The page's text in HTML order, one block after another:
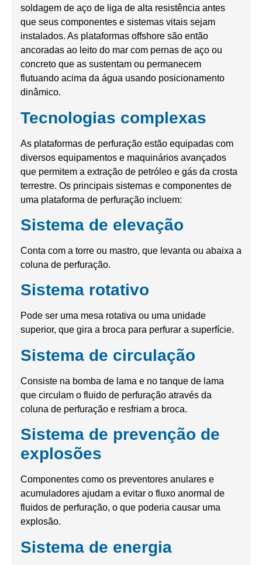
soldagem de aço de liga de alta resistência antes
que seus componentes e sistemas vitais sejam
instalados. As plataformas offshore são então
ancoradas ao leito do mar com pernas de aço ou
concreto que as sustentam ou permanecem
flutuando acima da água usando posicionamento
dinâmico.
Tecnologias complexas
As plataformas de perfuração estão equipadas com
diversos equipamentos e maquinários avançados
que permitem a extração de petróleo e gás da crosta
terrestre. Os principais sistemas e componentes de
uma plataforma de perfuração incluem:
Sistema de elevação
Conta com a torre ou mastro, que levanta ou abaixa a
coluna de perfuração.
Sistema rotativo
Pode ser uma mesa rotativa ou uma unidade
superior, que gira a broca para perfurar a superfície.
Sistema de circulação
Consiste na bomba de lama e no tanque de lama
que circulam o fluido de perfuração através da
coluna de perfuração e resfriam a broca.
Sistema de prevenção de
explosões
Componentes como os preventores anulares e
acumuladores ajudam a evitar o fluxo anormal de
fluidos de perfuração, o que poderia causar uma
explosão.
Sistema de energia